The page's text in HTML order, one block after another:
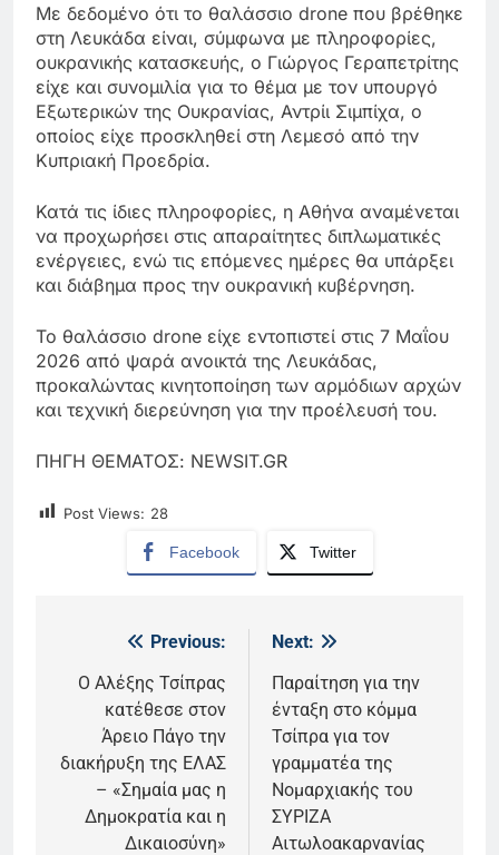
Με δεδομένο ότι το θαλάσσιο drone που βρέθηκε
στη Λευκάδα είναι, σύμφωνα με πληροφορίες,
ουκρανικής κατασκευής, ο Γιώργος Γεραπετρίτης
είχε και συνομιλία για το θέμα με τον υπουργό
Εξωτερικών της Ουκρανίας, Αντρίι Σιμπίχα, ο
οποίος είχε προσκληθεί στη Λεμεσό από την
Κυπριακή Προεδρία.
Κατά τις ίδιες πληροφορίες, η Αθήνα αναμένεται
να προχωρήσει στις απαραίτητες διπλωματικές
ενέργειες, ενώ τις επόμενες ημέρες θα υπάρξει
και διάβημα προς την ουκρανική κυβέρνηση.
Το θαλάσσιο drone είχε εντοπιστεί στις 7 Μαΐου
2026 από ψαρά ανοικτά της Λευκάδας,
προκαλώντας κινητοποίηση των αρμόδιων αρχών
και τεχνική διερεύνηση για την προέλευσή του.
ΠΗΓΗ ΘΕΜΑΤΟΣ: NEWSIT.GR
Post Views: 28
Facebook Twitter
Πλοήγηση
άρθρων
Previous:
Ο Αλέξης Τσίπρας
κατέθεσε στον
Άρειο Πάγο την
διακήρυξη της ΕΛΑΣ
– «Σημαία μας η
Δημοκρατία και η
Δικαιοσύνη»
Next:
Παραίτηση για την
ένταξη στο κόμμα
Τσίπρα για τον
γραμματέα της
Νομαρχιακής του
ΣΥΡΙΖΑ
Αιτωλοακαρνανίας